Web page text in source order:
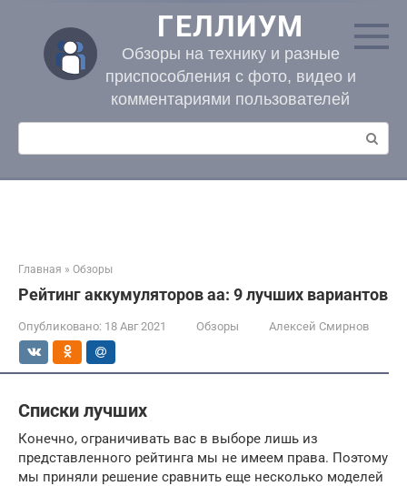
контенту
ГЕЛЛИУМ
Обзоры на технику и разные
приспособления с фото, видео и
комментариями пользователей
Поиск:
Главная » Обзоры
Рейтинг аккумуляторов аа: 9 лучших вариантов
Опубликовано: 18 Авг 2021 Обзоры Алексей Смирнов
Списки лучших
Конечно, ограничивать вас в выборе лишь из
представленного рейтинга мы не имеем права. Поэтому
мы приняли решение сравнить еще несколько моделей